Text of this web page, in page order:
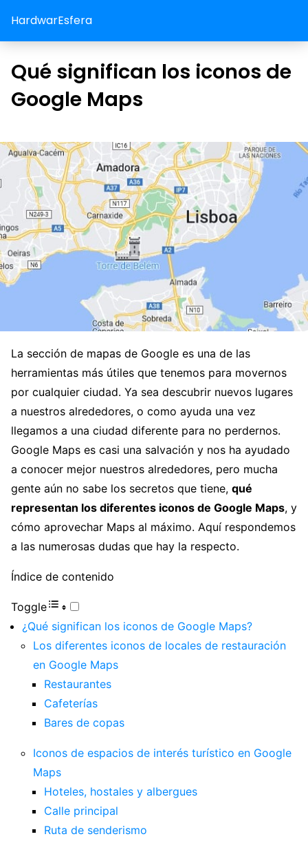
HardwarEsfera
Qué significan los iconos de
Google Maps
La sección de mapas de Google es una de las
herramientas más útiles que tenemos para movernos
por cualquier ciudad. Ya sea descubrir nuevos lugares
a nuestros alrededores, o como ayuda una vez
llegamos a una ciudad diferente para no perdernos.
Google Maps es casi una salvación y nos ha ayudado
a conocer mejor nuestros alrededores, pero mucha
gente aún no sabe los secretos que tiene, qué
representan los diferentes iconos de Google Maps, y
cómo aprovechar Maps al máximo. Aquí respondemos
a las numerosas dudas que hay la respecto.
Índice de contenido
Toggle
¿Qué significan los iconos de Google Maps?
Los diferentes iconos de locales de restauración
en Google Maps
Restaurantes
Cafeterías
Bares de copas
Iconos de espacios de interés turístico en Google
Maps
Hoteles, hostales y albergues
Calle principal
Ruta de senderismo